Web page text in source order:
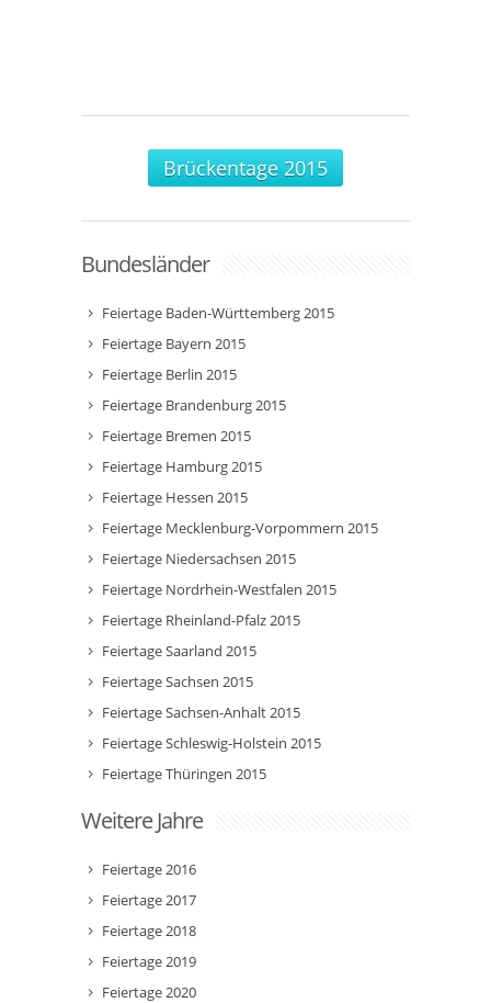
Brückentage 2015
Bundesländer
Feiertage Baden-Württemberg 2015
Feiertage Bayern 2015
Feiertage Berlin 2015
Feiertage Brandenburg 2015
Feiertage Bremen 2015
Feiertage Hamburg 2015
Feiertage Hessen 2015
Feiertage Mecklenburg-Vorpommern 2015
Feiertage Niedersachsen 2015
Feiertage Nordrhein-Westfalen 2015
Feiertage Rheinland-Pfalz 2015
Feiertage Saarland 2015
Feiertage Sachsen 2015
Feiertage Sachsen-Anhalt 2015
Feiertage Schleswig-Holstein 2015
Feiertage Thüringen 2015
Weitere Jahre
Feiertage 2016
Feiertage 2017
Feiertage 2018
Feiertage 2019
Feiertage 2020